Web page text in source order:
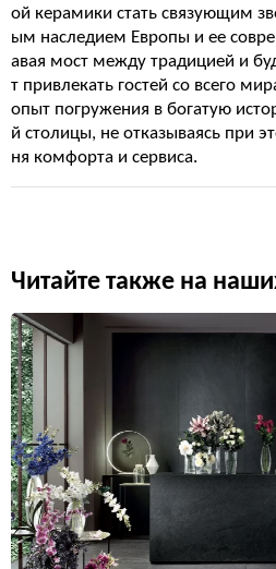
ой керамики стать связующим
ым наследием Европы и ее
авая мост между традицией и
т привлекать гостей со всего
опыт погружения в богатую
й столицы, не отказываясь при
ня комфорта и сервиса.
Читайте также на